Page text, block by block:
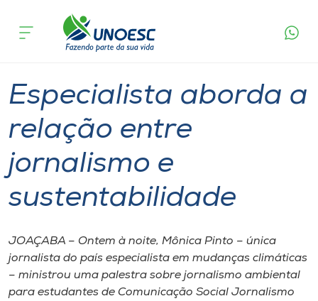
Cursos
Pesquisa
Atendimento ao Estudante
Portal de Ensino
A
Unoesc
acontece
Especialista aborda a
relação entre
jornalismo e
sustentabilidade
JOAÇABA – Ontem à noite, Mônica Pinto – única
jornalista do país especialista em mudanças climáticas
– ministrou uma palestra sobre jornalismo ambiental
para estudantes de Comunicação Social Jornalismo